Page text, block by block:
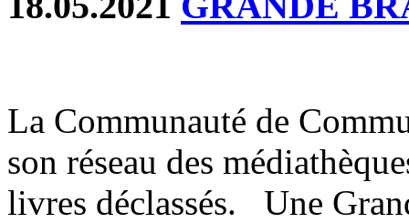
La Communauté de
son réseau des
livres déclassés. Une